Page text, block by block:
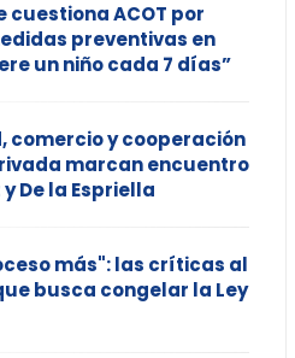
cuestiona ACOT por
preventivas en
un niño cada 7 días”
comercio y cooperación
marcan encuentro
De la Espriella
más": las críticas al
busca congelar la Ley